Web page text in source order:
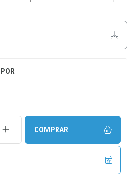
AUMENTAR UMA UNIDADE
COMPRAR